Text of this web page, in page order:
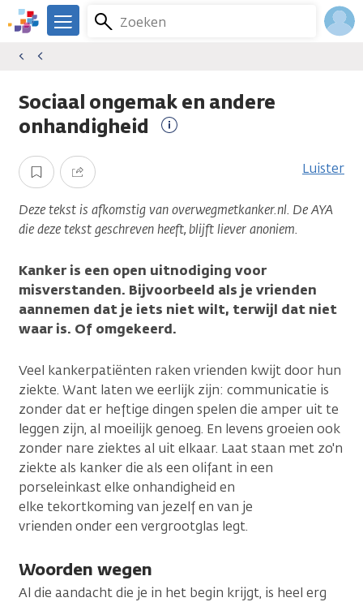
Overslaan
en
gaan
We
zijn
voor
je.
Kanker.nl
Zoeken
Menu
Sociaal ongemak en andere
onhandigheid
Opslaan Delen Luister
Deze tekst is afkomstig van overwegmetkanker.nl. De AYA
die deze tekst geschreven heeft, blijft liever anoniem.
Kanker is een open uitnodiging voor
misverstanden. Bijvoorbeeld als je vrienden
aannemen dat je iets niet wilt, terwijl dat niet
waar is. Of omgekeerd.
Veel kankerpatiënten raken vrienden kwijt door hun
ziekte. Want laten we eerlijk zijn: communicatie is
zonder dat er heftige dingen spelen die amper uit te
leggen zijn, al moeilijk genoeg. En levens groeien ook
zonder nare ziektes al uit elkaar. Laat staan met zo'n
ziekte als kanker die als een olifant in een
porseleinkast elke onhandigheid en
elke tekortkoming van jezelf en van je
vrienden onder een vergrootglas legt.
Woorden wegen
Al die aandacht die je in het begin krijgt, is heel erg